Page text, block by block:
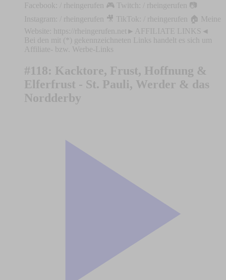
Facebook: / rheingerufen 🎮 Twitch: / rheingerufen 📷
Instagram: / rheingerufen 🎥 TikTok: / rheingerufen 🏠 Meine
Website: https://rheingerufen.net►AFFILIATE LINKS◄
Bei den mit (*) gekennzeichneten Links handelt es sich um
Affiliate- bzw. Werbe-Links
#118: Kacktore, Frust, Hoffnung &
Elferfrust - St. Pauli, Werder & das
Nordderby